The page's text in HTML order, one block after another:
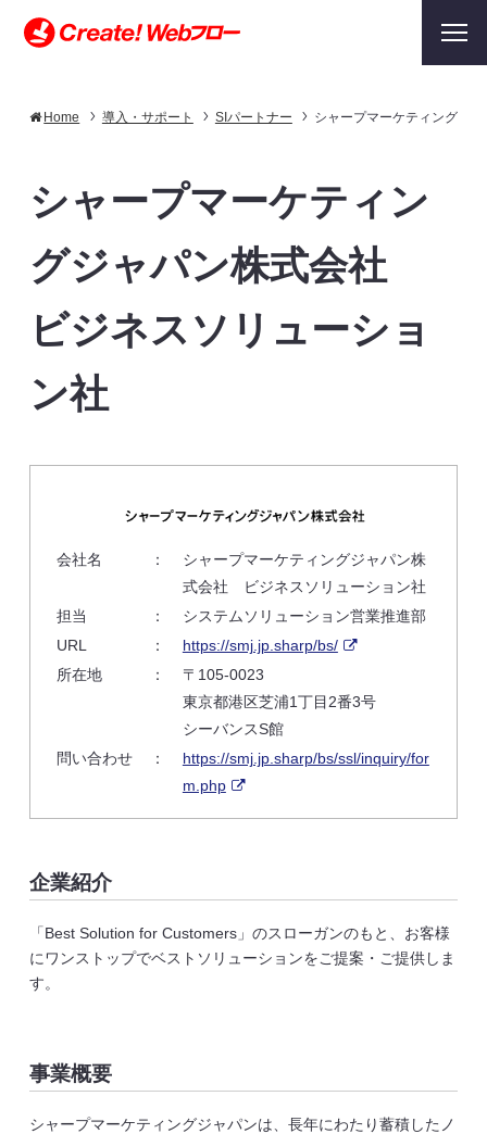
Home 導入・サポート SIパートナー シャープマーケティングジ
シャープマーケティン
グジャパン株式会社
ビジネスソリューショ
ン社
会社名 ：
シャープマーケティングジャパン株
式会社 ビジネスソリューション社
担当
：
システムソリューション営業推進部
URL
：
https://smj.jp.sharp/bs/
所在地
：
〒105-0023
東京都港区芝浦1丁目2番3号
シーバンスS館
問い合わせ
：
https://smj.jp.sharp/bs/ssl/inquiry/for
m.php
企業紹介
「Best Solution for Customers」のスローガンのもと、お客様
にワンストップでベストソリューションをご提案・ご提供しま
す。
事業概要
シャープマーケティングジャパンは、長年にわたり蓄積したノ